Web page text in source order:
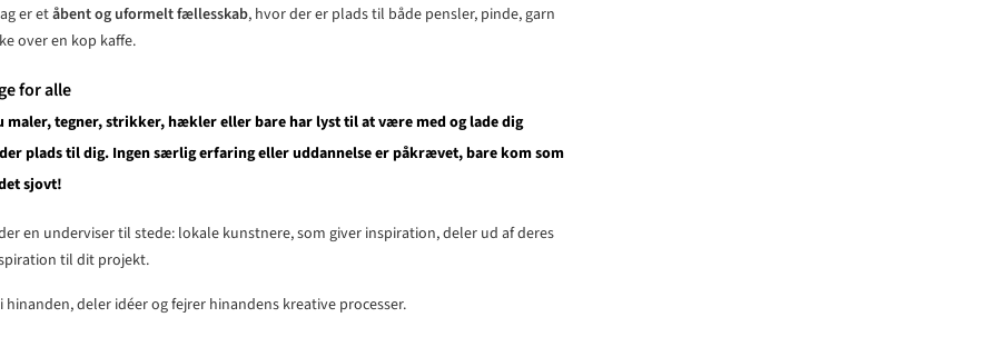
er etåbent og uformelt fællesskab, hvor der er plads til både pensler, pinde, garn
over en kop kaffe.
for alle
maler, tegner, strikker, hækler eller bare har lyst til at være med og lade dig
plads til dig. Ingen særlig erfaring eller uddannelse er påkrævet, bare kom som
sjovt!
en underviser til stede: lokale kunstnere, som giver inspiration, deler ud af deres
til dit projekt.
deler idéer og fejrer hinandens kreative processer.